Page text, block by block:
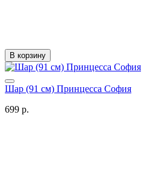
В корзину
Шар (91 см) Принцесса София
699 р.